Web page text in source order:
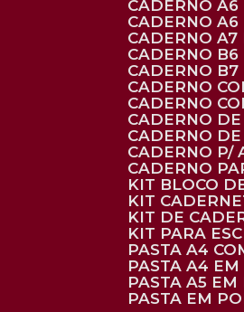
CADERNO
CADERNO
CADERNO
CADERNO
CADERNO
CADERNO
CADERNO
CADERNO
CADERNO
CADERNO
CADERNO
KIT BLOCO
KIT
KIT DE
KIT PARA
PASTA A4
PASTA A4
PASTA A5
PASTA EM